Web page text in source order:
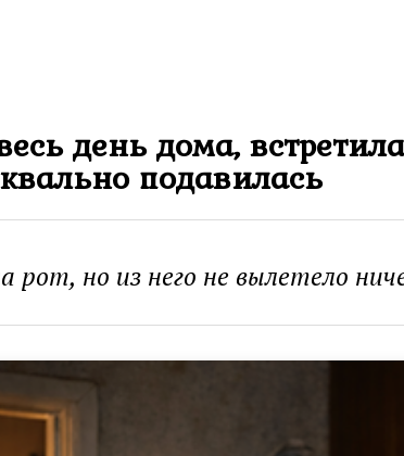
день дома,
подавилась
но из него не вылетело